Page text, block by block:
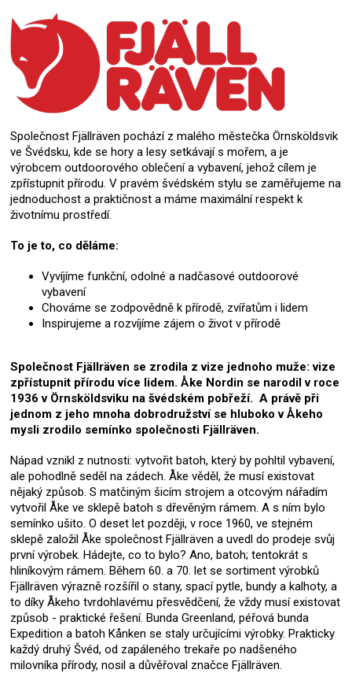
Společnost Fjällräven pochází z malého městečka Örnsköldsvik
ve Švédsku, kde se hory a lesy setkávají s mořem, a je
výrobcem outdoorového oblečení a vybavení, jehož cílem je
zpřístupnit přírodu. V pravém švédském stylu se zaměřujeme na
jednoduchost a praktičnost a máme maximální respekt k
životnímu prostředí.
To je to, co děláme:
Vyvíjíme funkční, odolné a nadčasové outdoorové
vybavení
Chováme se zodpovědně k přírodě, zvířatům i lidem
Inspirujeme a rozvíjíme zájem o život v přírodě
Společnost Fjällräven se zrodila z vize jednoho muže: vize
zpřístupnit přírodu více lidem. Åke Nordin se narodil v roce
1936 v Örnsköldsviku na švédském pobřeží. A právě při
jednom z jeho mnoha dobrodružství se hluboko v Åkeho
mysli zrodilo semínko společnosti Fjällräven.
Nápad vznikl z nutnosti: vytvořit batoh, který by pohltil vybavení,
ale pohodlně seděl na zádech. Åke věděl, že musí existovat
nějaký způsob. S matčiným šicím strojem a otcovým nářadím
vytvořil Åke ve sklepě batoh s dřevěným rámem. A s ním bylo
semínko ušito. O deset let později, v roce 1960, ve stejném
sklepě založil Åke společnost Fjällräven a uvedl do prodeje svůj
první výrobek. Hádejte, co to bylo? Ano, batoh; tentokrát s
hliníkovým rámem. Během 60. a 70. let se sortiment výrobků
Fjällräven výrazně rozšířil o stany, spací pytle, bundy a kalhoty, a
to díky Åkeho tvrdohlavému přesvědčení, že vždy musí existovat
způsob - praktické řešení. Bunda Greenland, péřová bunda
Expedition a batoh Kånken se staly určujícími výrobky. Prakticky
každý druhý Švéd, od zapáleného trekaře po nadšeného
milovníka přírody, nosil a důvěřoval značce Fjällräven.